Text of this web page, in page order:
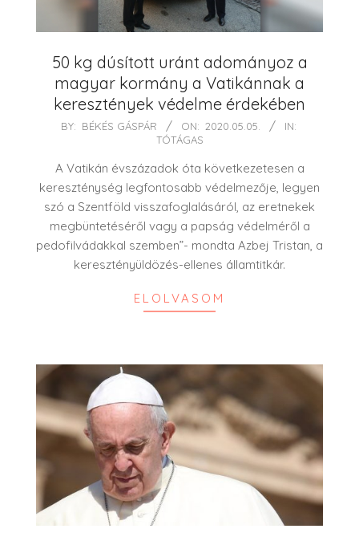
50 kg dúsított uránt adományoz a
magyar kormány a Vatikánnak a
keresztények védelme érdekében
2020-BY: BÉKÉS GÁSPÁR ON: 2020.05.05.
IN:
TÓTÁGAS
A Vatikán évszázadok óta következetesen a
kereszténység legfontosabb védelmezője, legyen
szó a Szentföld visszafoglalásáról, az eretnekek
megbüntetéséről vagy a papság védelméről a
pedofilvádakkal szemben”- mondta Azbej Tristan, a
keresztényüldözés-ellenes államtitkár.
ELOLVASOM